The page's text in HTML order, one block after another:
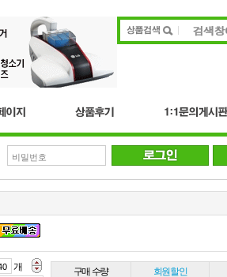
개
구매 수량 회원할인